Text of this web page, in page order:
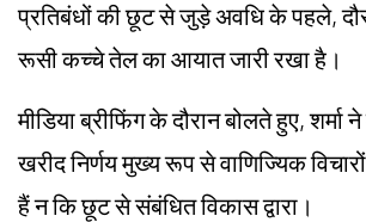
प्रतिबंधों की छूट से जुड़े अवधि के पहले,
रूसी कच्चे तेल का आयात जारी रखा है।
मीडिया ब्रीफिंग के दौरान बोलते हुए, शर्मा
खरीद निर्णय मुख्य रूप से वाणिज्यिक विचारों
हैं न कि छूट से संबंधित विकास द्वारा।